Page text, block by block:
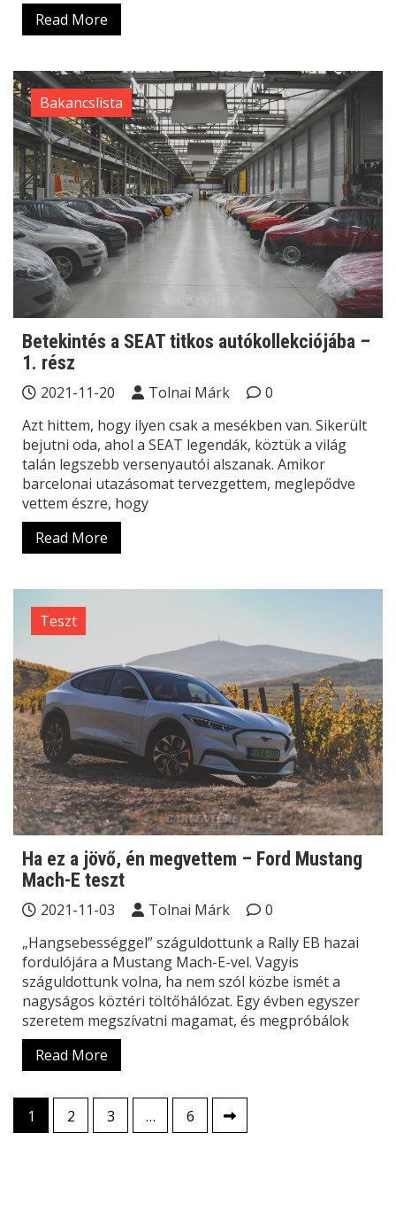
Read More
Bakancslista
Betekintés a SEAT titkos autókollekciójába –
1. rész
2021-11-20 Tolnai Márk
0
Azt hittem, hogy ilyen csak a mesékben van. Sikerült
bejutni oda, ahol a SEAT legendák, köztük a világ
talán legszebb versenyautói alszanak. Amikor
barcelonai utazásomat tervezgettem, meglepődve
vettem észre, hogy
Read More
Teszt
Ha ez a jövő, én megvettem – Ford Mustang
Mach-E teszt
2021-11-03 Tolnai Márk
0
„Hangsebességgel” száguldottunk a Rally EB hazai
fordulójára a Mustang Mach-E-vel. Vagyis
száguldottunk volna, ha nem szól közbe ismét a
nagyságos köztéri töltőhálózat. Egy évben egyszer
szeretem megszívatni magamat, és megpróbálok
Read More
Bejegyzések
lapozása
1 2 3 … 6